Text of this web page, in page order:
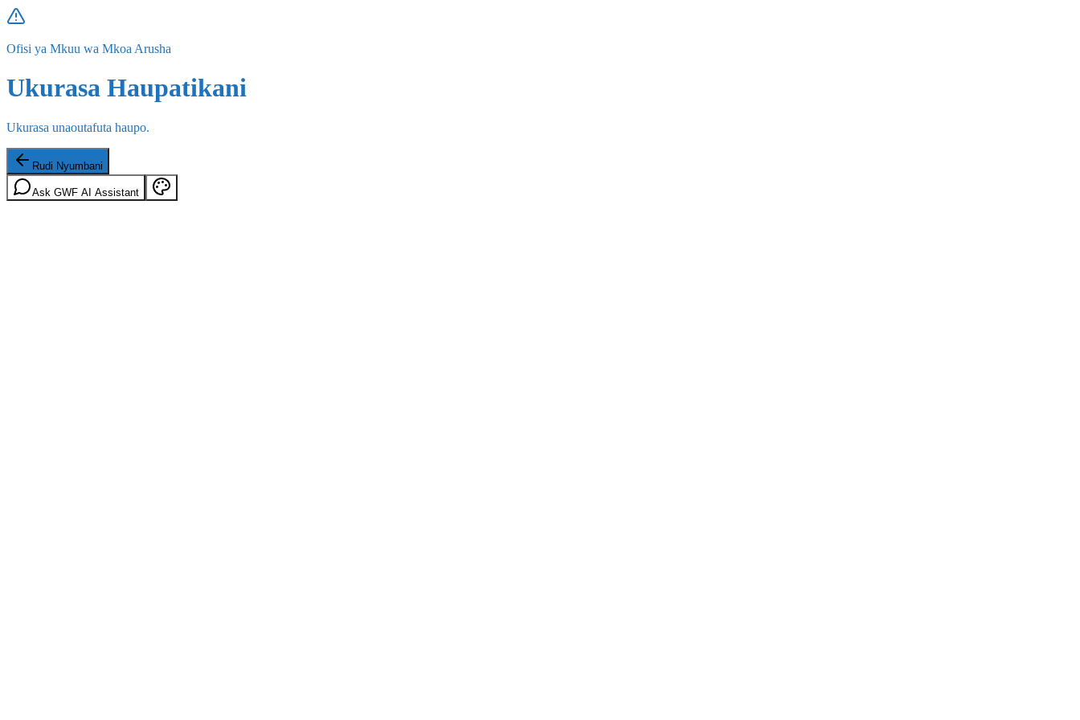
Ofisi ya Mkuu wa Mkoa Arusha
Ukurasa Haupatikani
Ukurasa unaoutafuta haupo.
Rudi Nyumbani
Ask GWF AI Assistant